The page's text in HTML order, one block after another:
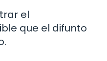
el
que el difunto